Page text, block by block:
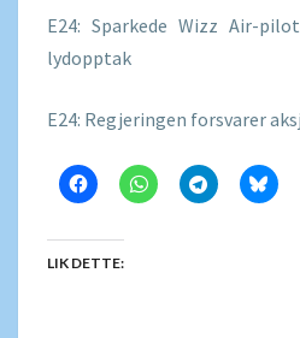
E24: Sparkede Wizz Air-
lydopptak
E24: Regjeringen forsvarer
LIK DETTE: